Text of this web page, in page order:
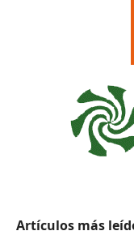
Artículos más